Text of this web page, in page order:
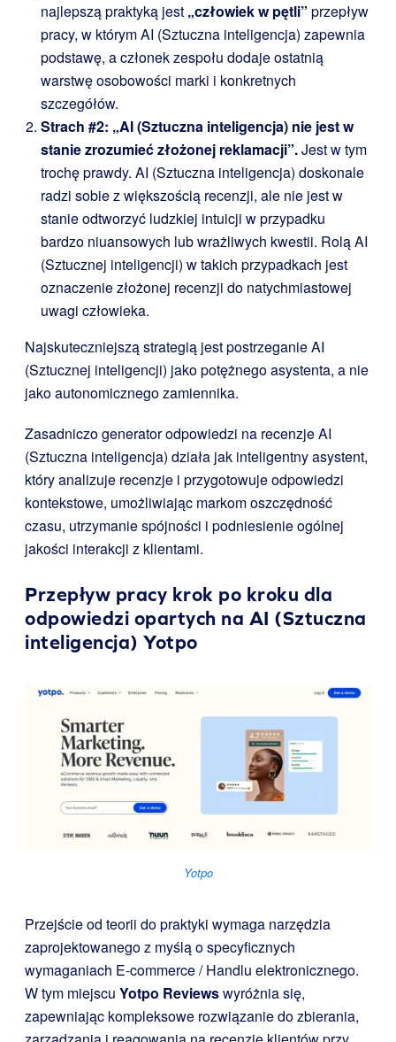
najlepszą praktyką jest „człowiek w pętli” przepływ
pracy, w którym AI (Sztuczna inteligencja) zapewnia
podstawę, a członek zespołu dodaje ostatnią
warstwę osobowości marki i konkretnych
szczegółów.
Strach #2: „AI (Sztuczna inteligencja) nie jest w
stanie zrozumieć złożonej reklamacji”.Jest w tym
trochę prawdy. AI (Sztuczna inteligencja) doskonale
radzi sobie z większością recenzji, ale nie jest w
stanie odtworzyć ludzkiej intuicji w przypadku
bardzo niuansowych lub wrażliwych kwestii. Rolą AI
(Sztucznej inteligencji) w takich przypadkach jest
oznaczenie złożonej recenzji do natychmiastowej
uwagi człowieka.
Najskuteczniejszą strategią jest postrzeganie AI
(Sztucznej inteligencji) jako potężnego asystenta, a nie
jako autonomicznego zamiennika.
Zasadniczo generator odpowiedzi na recenzje AI
(Sztuczna inteligencja) działa jak inteligentny asystent,
który analizuje recenzje i przygotowuje odpowiedzi
kontekstowe, umożliwiając markom oszczędność
czasu, utrzymanie spójności i podniesienie ogólnej
jakości interakcji z klientami.
Przepływ pracy krok po kroku dla
odpowiedzi opartych na AI (Sztuczna
inteligencja) Yotpo
Yotpo
Przejście od teorii do praktyki wymaga narzędzia
zaprojektowanego z myślą o specyficznych
wymaganiach E-commerce / Handlu elektronicznego.
W tym miejscu Yotpo Reviewswyróżnia się,
zapewniając kompleksowe rozwiązanie do zbierania,